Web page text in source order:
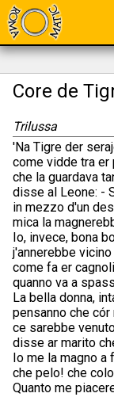
Core de
Trilussa
'Na Tigre der
come vidde tra er
che la guardava
disse al Leone: -
in mezzo d'un
mica la
Io, invece, bona
j'annerebbe vicino
come fa er
quanno va a
La bella donna,
pensanno che cór
ce sarebbe
disse ar marito
Io me la magno a
che pelo! che
Quanto me